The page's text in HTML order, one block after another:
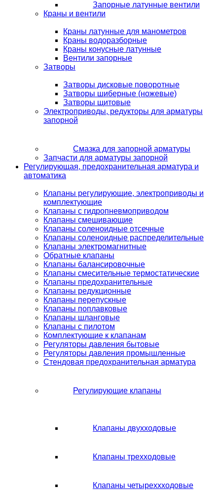
Запорные латунные вентили
Краны и вентили
Краны латунные для манометров
Краны водоразборные
Краны конусные латунные
Вентили запорные
Затворы
Затворы дисковые поворотные
Затворы шиберные (ножевые)
Затворы щитовые
Электроприводы, редукторы для арматуры
запорной
Смазка для запорной арматуры
Запчасти для арматуры запорной
Регулирующая, предохранительная арматура и
автоматика
Клапаны регулирующие, электроприводы и
комплектующие
Клапаны с гидропневмоприводом
Клапаны смешивающие
Клапаны соленоидные отсечные
Клапаны соленоидные распределительные
Клапаны электромагнитные
Обратные клапаны
Клапаны балансировочные
Клапаны смесительные термостатические
Клапаны предохранительные
Клапаны редукционные
Клапаны перепускные
Клапаны поплавковые
Клапаны шланговые
Клапаны с пилотом
Комплектующие к клапанам
Регуляторы давления бытовые
Регуляторы давления промышленные
Стендовая предохранительная арматура
Регулирующие клапаны
Клапаны двухходовые
Клапаны трехходовые
Клапаны четыреххходовые